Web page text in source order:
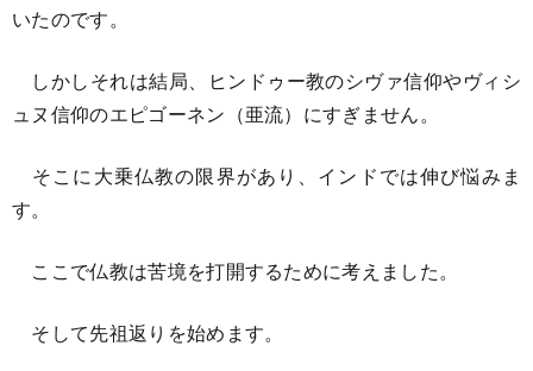
いたのです。
しかしそれは結局、ヒンドゥー教のシヴァ信仰やヴィシ
ュヌ信仰のエピゴーネン（亜流）にすぎません。
そこに大乗仏教の限界があり、インドでは伸び悩みま
す。
ここで仏教は苦境を打開するために考えました。
そして先祖返りを始めます。